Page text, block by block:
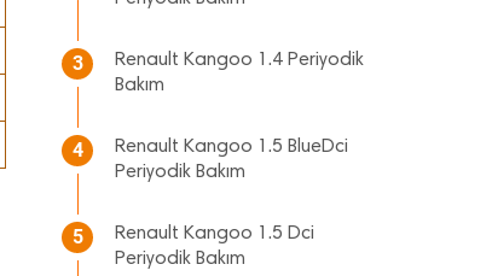
3
Renault Kangoo 1.4 Periyodik
Bakım
4
Renault Kangoo 1.5 BlueDci
Periyodik Bakım
5
Renault Kangoo 1.5 Dci
Periyodik Bakım